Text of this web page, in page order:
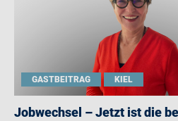
GASTBEITRAG KIEL
Jobwechsel – Jetzt ist die